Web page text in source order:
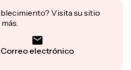
Visita su sitio
Correo electrónico